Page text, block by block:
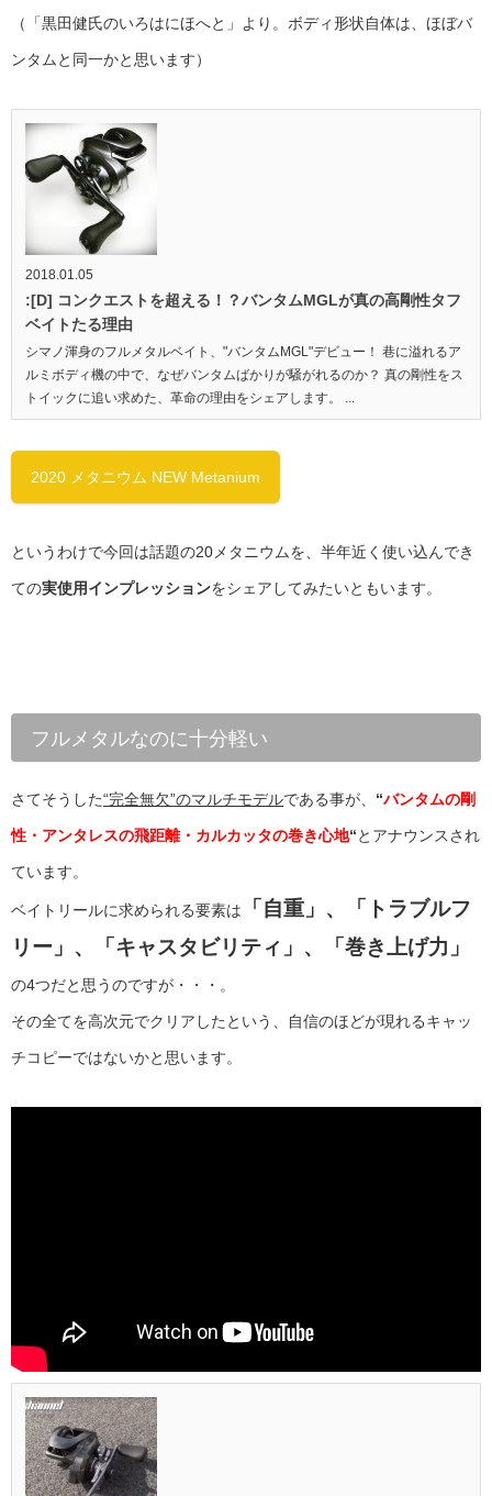
（「黒田健氏のいろはにほへと」より。ボディ形状自体は、ほぼバ
ンタムと同一かと思います）
2018.01.05
:[D] コンクエストを超える！？バンタムMGLが真の高剛性タフ
ベイトたる理由
シマノ渾身のフルメタルベイト、"バンタムMGL"デビュー！ 巷に溢れるア
ルミボディ機の中で、なぜバンタムばかりが騒がれるのか？ 真の剛性をス
トイックに追い求めた、革命の理由をシェアします。 ...
2020 メタニウム NEW Metanium
というわけで今回は話題の20メタニウムを、半年近く使い込んでき
ての実使用インプレッションをシェアしてみたいともいます。
フルメタルなのに十分軽い
さてそうした“完全無欠”のマルチモデルである事が、 “バンタムの剛
性・アンタレスの飛距離・カルカッタの巻き心地“とアナウンスされ
ています。
ベイトリールに求められる要素は
「自重」、「トラブルフ
リー」、「キャスタビリティ」、「巻き上げ力」
の4つだと思うのですが・・・。
その全てを高次元でクリアしたという、自信のほどが現れるキャッ
チコピーではないかと思います。